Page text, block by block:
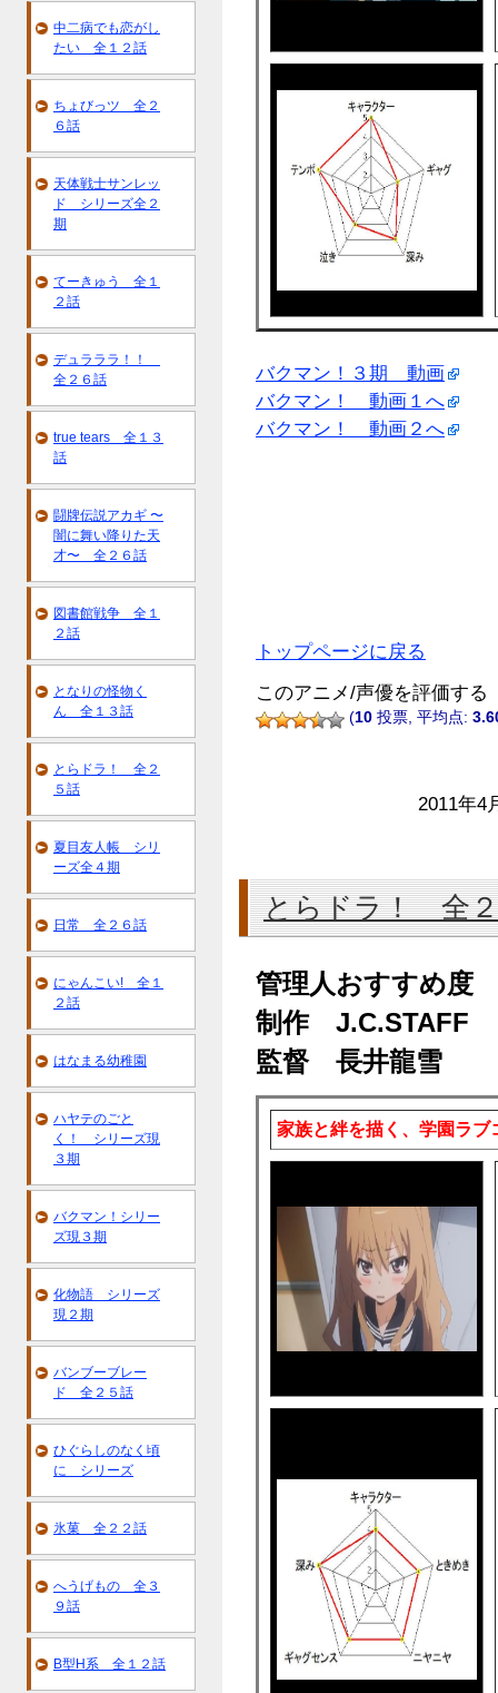
バクマン！３期 動画
バクマン！ 動画１へ
バクマン！ 動画２へ
トップページに戻る
このアニメ/声優を評価する
(10 投票, 平均点:
2011年4
とらドラ！ 全
管理人おすすめ
制作 J.C.STAFF
監督 長井龍雪
家族と絆を描く、学園ラブ
中二病でも恋がし
たい 全１２話
ちょびっツ 全２
６話
天体戦士サンレッ
ド シリーズ全２
期
てーきゅう 全１
２話
デュラララ！！
全２６話
true tears 全１３
話
闘牌伝説アカギ 〜
闇に舞い降りた天
才〜 全２６話
図書館戦争 全１
２話
となりの怪物く
ん 全１３話
とらドラ！ 全２
５話
夏目友人帳 シリ
ーズ全４期
日常 全２６話
にゃんこい! 全１
２話
はなまる幼稚園
ハヤテのごと
く！ シリーズ現
３期
バクマン！シリー
ズ現３期
化物語 シリーズ
現２期
バンブーブレー
ド 全２５話
ひぐらしのなく頃
に シリーズ
氷菓 全２２話
へうげもの 全３
９話
B型H系 全１２話